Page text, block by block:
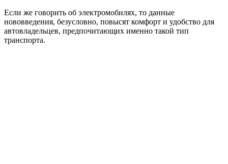
Если же говорить об электромобилях, то данные
нововведения, безусловно, повысят комфорт и удобство для
автовладельцев, предпочитающих именно такой тип
транспорта.